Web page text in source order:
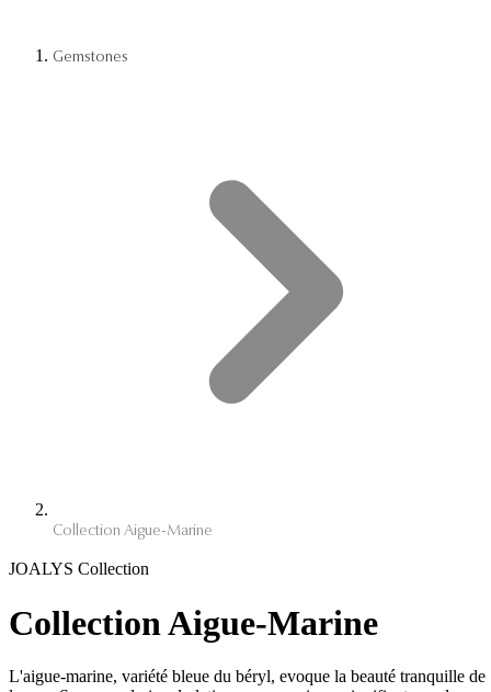
Gemstones
Collection Aigue-Marine
JOALYS Collection
Collection Aigue-Marine
L'aigue-marine, variété bleue du béryl, evoque la beauté tranquille de